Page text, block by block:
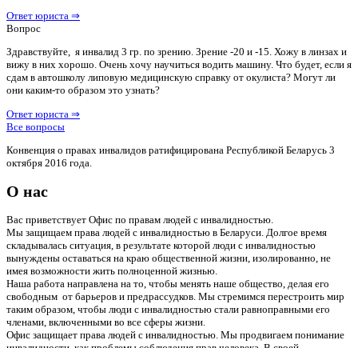
Ответ юриста ⇒
Вопрос
Здравствуйте, я инвалид 3 гр. по зрению. Зрение -20 и -15. Хожу в линзах и
вижу в них хорошо. Очень хочу научиться водить машину. Что будет, если я
сдам в автошколу липовую медицинскую справку от окулиста? Могут ли
они каким-то образом это узнать?
Ответ юриста ⇒
Все вопросы
Конвенция о правах инвалидов ратифицирована Республикой Беларусь 3
октября 2016 года.
О нас
Вас приветствует Офис по правам людей с инвалидностью.
Мы защищаем права людей с инвалидностью в Беларуси. Долгое время
складывалась ситуация, в результате которой люди с инвалидностью
вынуждены оставаться на краю общественной жизни, изолированно, не
имея возможности жить полноценной жизнью.
Наша работа направлена на то, чтобы менять наше общество, делая его
свободным от барьеров и предрассудков. Мы стремимся перестроить мир
таким образом, чтобы люди с инвалидностью стали равноправными его
членами, включенными во все сферы жизни.
Офис защищает права людей с инвалидностью. Мы продвигаем понимание